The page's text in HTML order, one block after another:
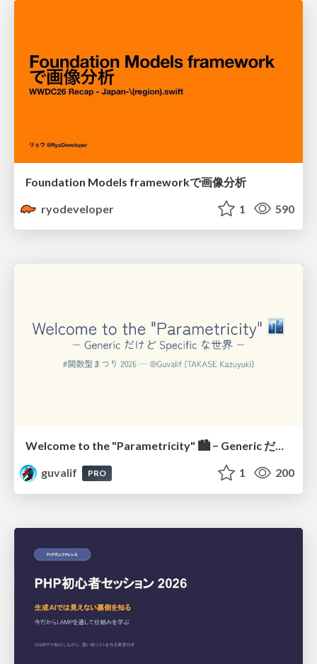
Foundation Models frameworkで画像分析
ryodeveloper
1 590
Welcome to the "Parametricity" 🏙️ − Generic だけど Specific な世界 −
guvalif
PRO 1 200